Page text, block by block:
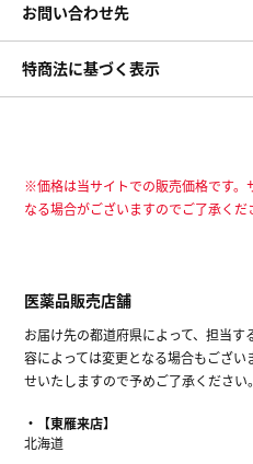
お問い合わせ先
特商法に基づく表示
※価格は当サイトでの販売価格です。
なる場合がございますのでご了承くだ
医薬品販売店舗
お届け先の都道府県によって、担当
容によっては変更となる場合もござ
せいたしますので予めご了承ください。
【東雁来店】
北海道